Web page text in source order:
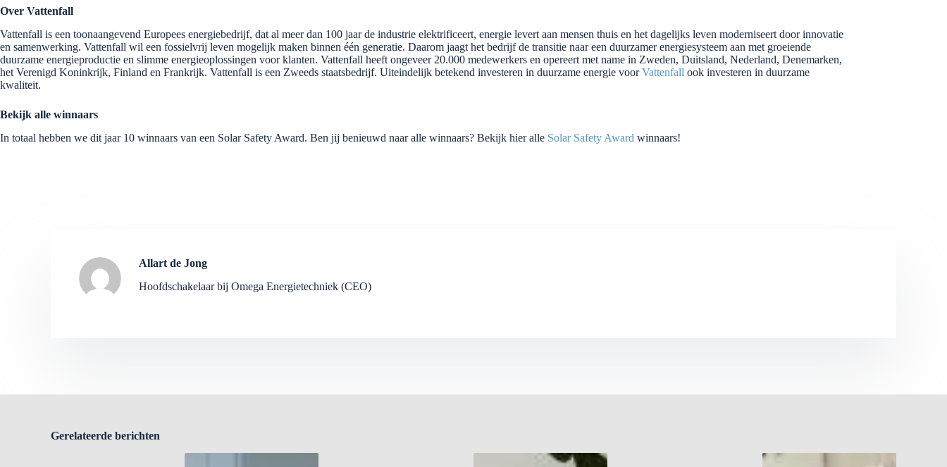
Over Vattenfall
Vattenfall is een toonaangevend Europees energiebedrijf, dat al meer dan 100 jaar de industrie elektrificeert, energie levert aan mensen thuis en het dagelijks leven moderniseert door innovatie
en samenwerking. Vattenfall wil een fossielvrij leven mogelijk maken binnen één generatie. Daarom jaagt het bedrijf de transitie naar een duurzamer energiesysteem aan met groeiende
duurzame energieproductie en slimme energieoplossingen voor klanten. Vattenfall heeft ongeveer 20.000 medewerkers en opereert met name in Zweden, Duitsland, Nederland, Denemarken,
het Verenigd Koninkrijk, Finland en Frankrijk. Vattenfall is een Zweeds staatsbedrijf. Uiteindelijk betekend investeren in duurzame energie voorVattenfall ook investeren in duurzame
kwaliteit.
Bekijk alle winnaars
In totaal hebben we dit jaar 10 winnaars van een Solar Safety Award. Ben jij benieuwd naar alle winnaars? Bekijk hier alle Solar Safety Award winnaars!
Allart de Jong
Hoofdschakelaar bij Omega Energietechniek (CEO)
Gerelateerde berichten